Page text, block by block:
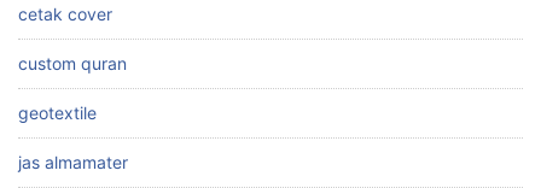
cetak cover
custom quran
geotextile
jas almamater